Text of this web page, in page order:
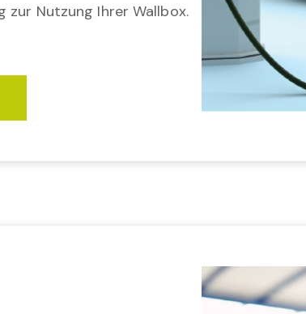
zur Nutzung Ihrer Wallbox.